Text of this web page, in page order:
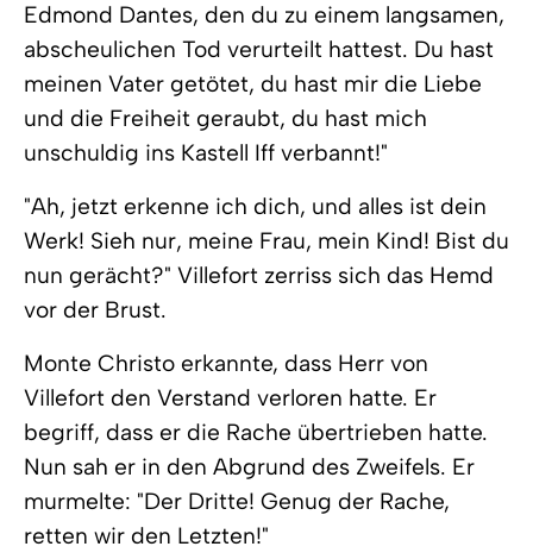
Edmond Dantes, den du zu einem langsamen,
abscheulichen Tod verurteilt hattest. Du hast
meinen Vater getötet, du hast mir die Liebe
und die Freiheit geraubt, du hast mich
unschuldig ins Kastell Iff verbannt!"
"Ah, jetzt erkenne ich dich, und alles ist dein
Werk! Sieh nur, meine Frau, mein Kind! Bist du
nun gerächt?" Villefort zerriss sich das Hemd
vor der Brust.
Monte Christo erkannte, dass Herr von
Villefort den Verstand verloren hatte. Er
begriff, dass er die Rache übertrieben hatte.
Nun sah er in den Abgrund des Zweifels. Er
murmelte: "Der Dritte! Genug der Rache,
retten wir den Letzten!"